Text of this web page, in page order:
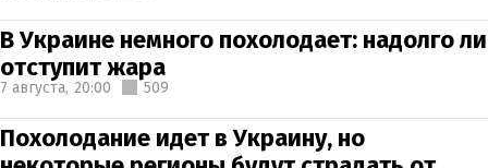
В Украине немного похолодает: надолго ли
отступит жара
7 августа, 20:00 509
Похолодание идет в Украину, но